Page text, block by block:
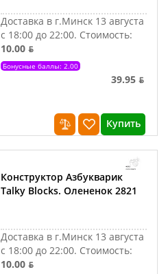
Доставка в г.Минск 13 августа
с 18:00 до 22:00. Стоимость:
10.00 ƃ
Бонусные баллы: 2.00
39.95 ƃ
Купить
Конструктор Азбукварик
Talky Blocks. Олененок 2821
Доставка в г.Минск 13 августа
с 18:00 до 22:00. Стоимость:
10.00 ƃ